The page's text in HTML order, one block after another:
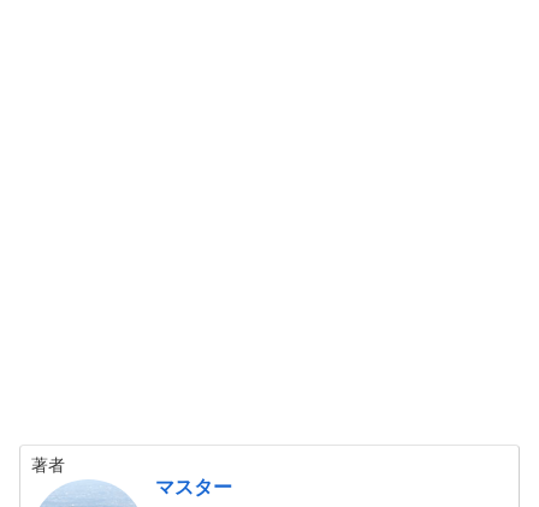
著者
マスター